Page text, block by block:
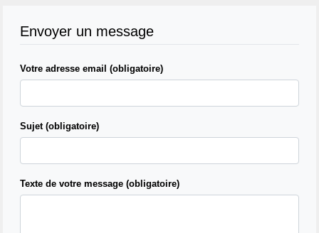
Envoyer un message
Votre adresse email (obligatoire)
Sujet (obligatoire)
Texte de votre message (obligatoire)